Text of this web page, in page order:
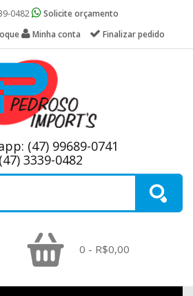
0482
Solicite orçamento
Minha conta Finalizar pedido
(47) 99689-0741
(47) 3339-0482
0 - R$0,00